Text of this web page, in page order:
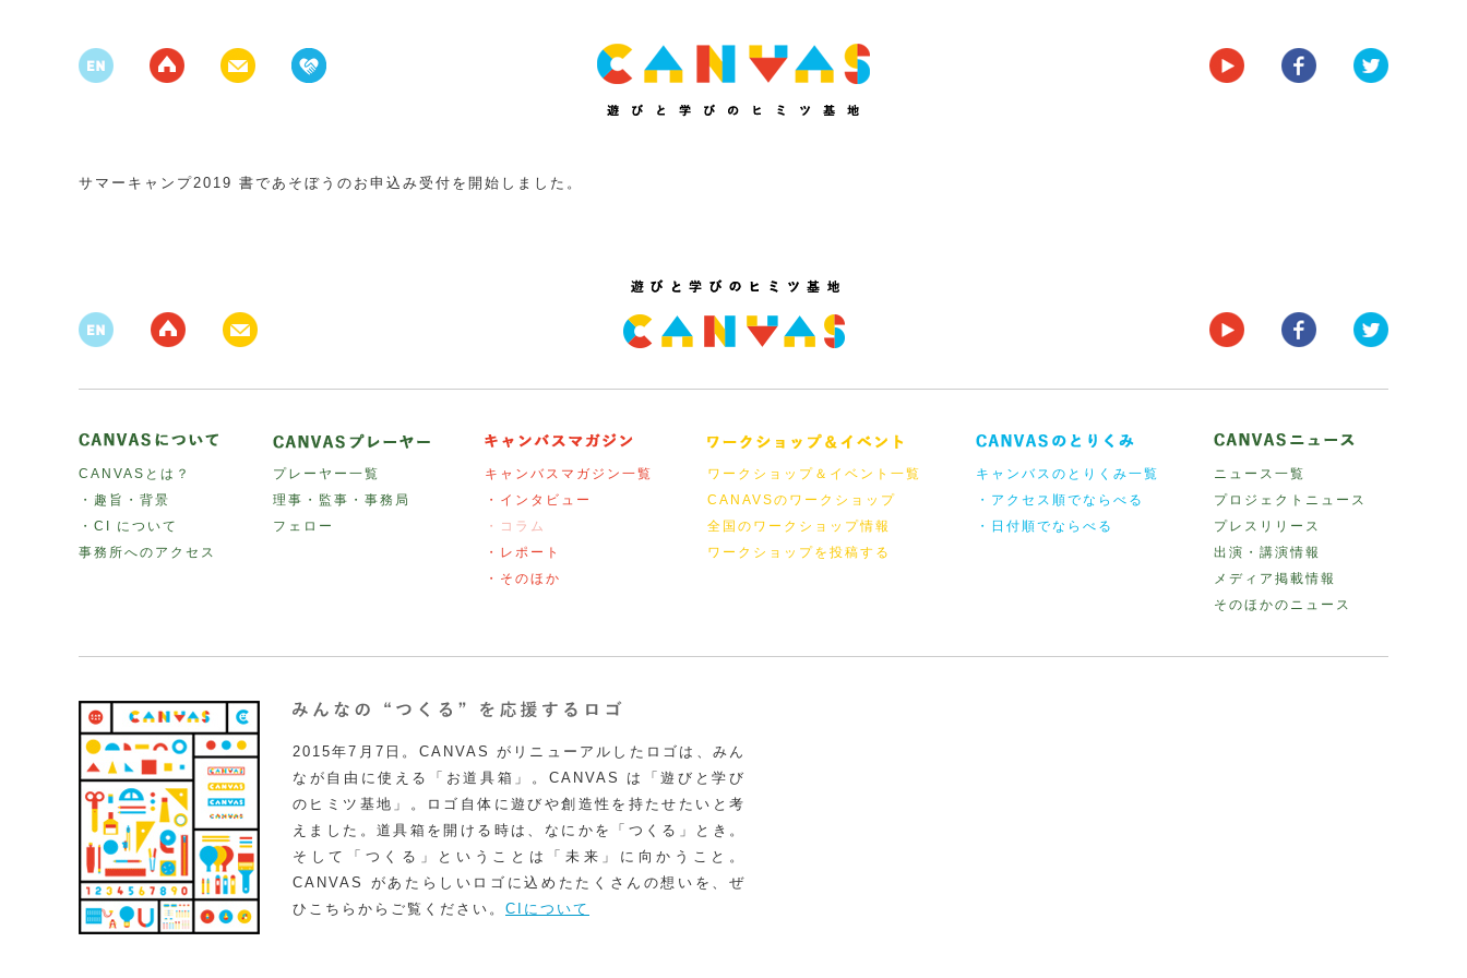
サマーキャンプ2019 書であそぼうのお申込み受付を開始しました。
CANVASとは？
・趣旨・背景
・CI について
事務所へのアクセス
プレーヤー一覧
理事・監事・事務局
フェロー
キャンバスマガジン一覧
・インタビュー
・コラム
・レポート
・そのほか
ワークショップ＆イベント一覧
CANAVSのワークショップ
全国のワークショップ情報
ワークショップを投稿する
キャンバスのとりくみ一覧
・アクセス順でならべる
・日付順でならべる
ニュース一覧
プロジェクトニュース
プレスリリース
出演・講演情報
メディア掲載情報
そのほかのニュース
2015年7月7日。CANVAS がリニューアルしたロゴは、みん
なが自由に使える「お道具箱」。CANVAS は「遊びと学び
のヒミツ基地」。ロゴ自体に遊びや創造性を持たせたいと考
えました。道具箱を開ける時は、なにかを「つくる」とき。
そして「つくる」ということは「未来」に向かうこと。
CANVAS があたらしいロゴに込めたたくさんの想いを、ぜ
ひこちらからご覧ください。 CIについて